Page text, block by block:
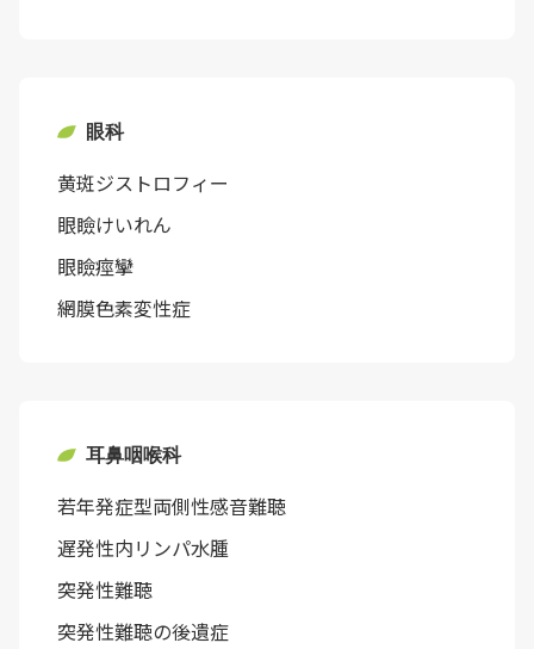
眼科
黄斑ジストロフィー
眼瞼けいれん
眼瞼痙攣
網膜色素変性症
耳鼻咽喉科
若年発症型両側性感音難聴
遅発性内リンパ水腫
突発性難聴
突発性難聴の後遺症